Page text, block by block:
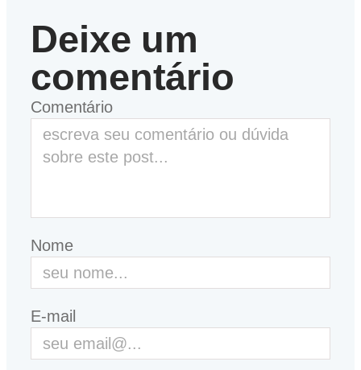
Deixe um
comentário
Comentário
Nome
E-mail